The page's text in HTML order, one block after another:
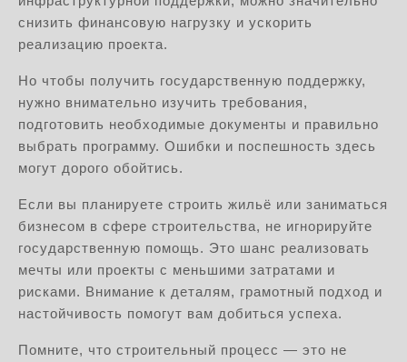
снизить финансовую нагрузку и ускорить
реализацию проекта.
Но чтобы получить государственную поддержку,
нужно внимательно изучить требования,
подготовить необходимые документы и правильно
выбрать программу. Ошибки и поспешность здесь
могут дорого обойтись.
Если вы планируете строить жильё или заниматься
бизнесом в сфере строительства, не игнорируйте
государственную помощь. Это шанс реализовать
мечты или проекты с меньшими затратами и
рисками. Внимание к деталям, грамотный подход и
настойчивость помогут вам добиться успеха.
Помните, что строительный процесс — это не